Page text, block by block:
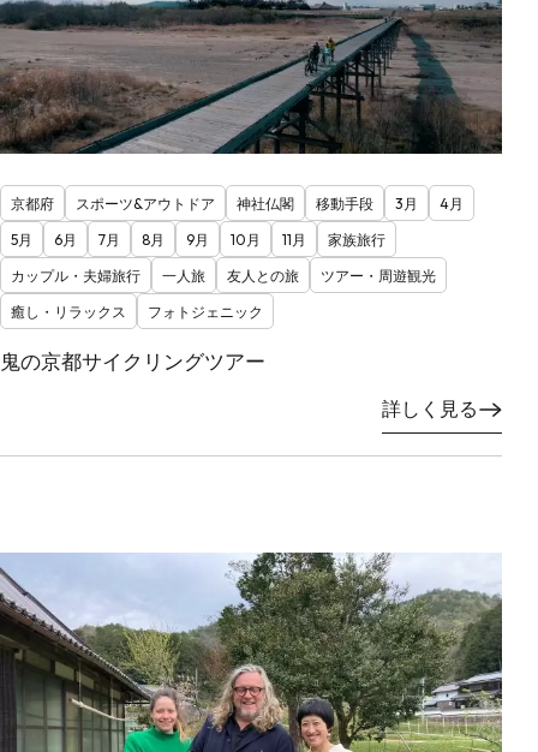
京都府 スポーツ&アウトドア 神社仏閣 移動手段 3月
4月
5月
6月 7月 8月 9月 10月 11月
家族旅行
カップル・夫婦旅行
一人旅 友人との旅
ツアー・周遊観光
癒し・リラックス
フォトジェニック
鬼の京都サイクリングツアー
詳しく見る